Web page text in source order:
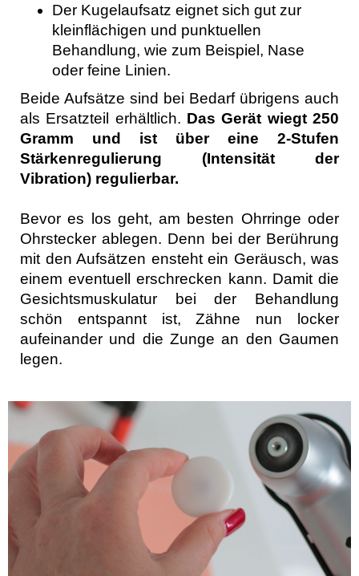
Der Kugelaufsatz eignet sich gut zur
kleinflächigen und punktuellen
Behandlung, wie zum Beispiel, Nase
oder feine Linien.
Beide Aufsätze sind bei Bedarf übrigens auch
als Ersatzteil erhältlich. Das Gerät wiegt 250
Gramm und ist über eine 2-Stufen
Stärkenregulierung (Intensität der
Vibration) regulierbar.
Bevor es los geht, am besten Ohrringe oder
Ohrstecker ablegen. Denn bei der Berührung
mit den Aufsätzen ensteht ein Geräusch, was
einem eventuell erschrecken kann. Damit die
Gesichtsmuskulatur bei der Behandlung
schön entspannt ist, Zähne nun locker
aufeinander und die Zunge an den Gaumen
legen.